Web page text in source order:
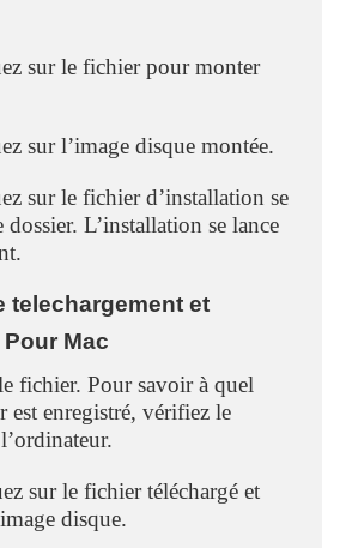
sur le fichier pour monter
sur l’image disque montée.
sur le fichier d’installation se
L’installation se lance
telechargement et
Mac
fichier. Pour savoir à quel
est enregistré, vérifiez le
sur le fichier téléchargé et
disque.